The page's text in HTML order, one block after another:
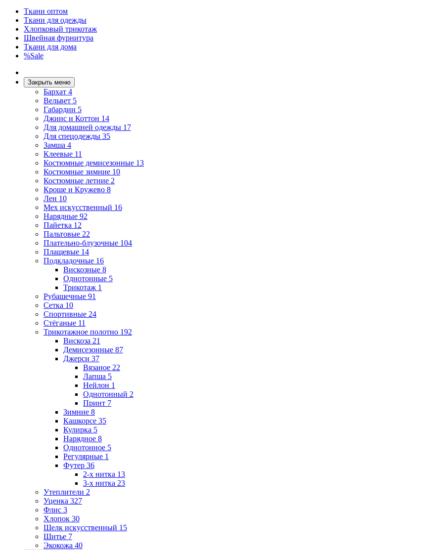
Ткани оптом
Ткани для одежды
Хлопковый трикотаж
Швейная фурнитура
Ткани для дома
%Sale
Закрыть меню
Бархат 4
Вельвет 5
Габардин 5
Джинс и Коттон 14
Для домашней одежды 17
Для спецодежды 35
Замша 4
Клеевые 11
Костюмные демисезонные 13
Костюмные зимние 10
Костюмные летние 2
Кроше и Кружево 8
Лен 10
Мех искусственный 16
Нарядные 92
Пайетка 12
Пальтовые 22
Плательно-блузочные 104
Плащевые 14
Подкладочные 16
Вискозные 8
Однотонные 5
Трикотаж 1
Рубашечные 91
Сетка 10
Спортивные 24
Стёганые 11
Трикотажное полотно 192
Вискоза 21
Демисезонные 87
Джерси 37
Вязаное 22
Лапша 5
Нейлон 1
Однотонный 2
Принт 7
Зимние 8
Кашкорсе 35
Кулирка 5
Нарядное 8
Однотонное 5
Регулярные 1
Футер 36
2-х нитка 13
3-х нитка 23
Утеплители 2
Уценка 327
Флис 3
Хлопок 30
Шелк искусственный 15
Шитье 7
Экокожа 40